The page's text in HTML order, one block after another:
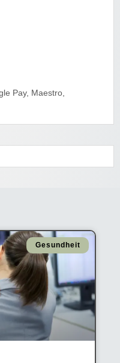
Pay, Maestro,
Gesundheit